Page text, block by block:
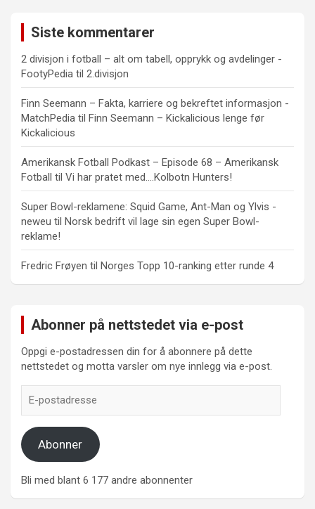
Siste kommentarer
2 divisjon i fotball – alt om tabell, opprykk og avdelinger -
FootyPedia til 2.divisjon
Finn Seemann – Fakta, karriere og bekreftet informasjon -
MatchPedia til Finn Seemann – Kickalicious lenge før
Kickalicious
Amerikansk Fotball Podkast – Episode 68 – Amerikansk
Fotball til Vi har pratet med….Kolbotn Hunters!
Super Bowl-reklamene: Squid Game, Ant-Man og Ylvis -
neweu til Norsk bedrift vil lage sin egen Super Bowl-
reklame!
Fredric Frøyen til Norges Topp 10-ranking etter runde 4
Abonner på nettstedet via e-post
Oppgi e-postadressen din for å abonnere på dette
nettstedet og motta varsler om nye innlegg via e-post.
postadresse
Abonner
Bli med blant 6 177 andre abonnenter